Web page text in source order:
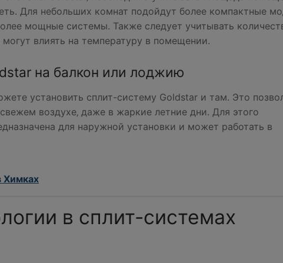
Для небольших комнат подойдут более компактные
мощные системы. Также следует учитывать
влиять на температуру в помещении.
на балкон или лоджию
установить сплит-систему Goldstar и там. Это
воздухе‚ даже в жаркие летние дни. Для этого
для наружной установки и может работать в
Химках
в сплит-системах